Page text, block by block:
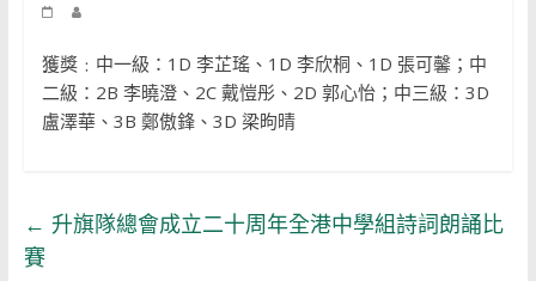
獲獎﹕中一級：1D 李芷瑤、1D 李欣桐、1D 張可馨；中
二級：2B 李曉澄、2C 戴愷彤、2D 郭心怡；中三級：3D
盧澤華、3B 鄭傲鋒、3D 梁昫晴
← 升旗隊總會成立二十周年全港中學組詩詞朗誦比
賽